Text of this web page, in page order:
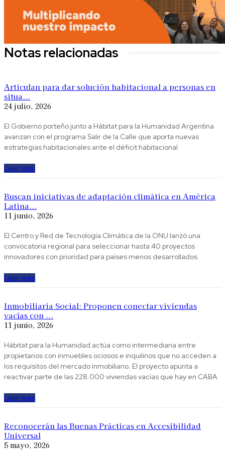
Notas relacionadas
Articulan para dar solución habitacional a personas en
situa...
24 julio, 2026
El Gobierno porteño junto a Hábitat para la Humanidad Argentina
avanzan con el programa Salir de la Calle que aporta nuevas
estrategias habitacionales ante el déficit habitacional
Leer más
Buscan iniciativas de adaptación climática en América
Latina...
11 junio, 2026
El Centro y Red de Tecnología Climática de la ONU lanzó una
convocatoria regional para seleccionar hasta 40 proyectos
innovadores con prioridad para países menos desarrollados
Leer más
Inmobiliaria Social: Proponen conectar viviendas
vacías con ...
11 junio, 2026
Hábitat para la Humanidad actúa como intermediaria entre
propietarios con inmuebles ociosos e inquilinos que no acceden a
los requisitos del mercado inmobiliario. El proyecto apunta a
reactivar parte de las 228.000 viviendas vacías que hay en CABA
Leer más
Reconocerán las Buenas Prácticas en Accesibilidad
Universal
5 mayo, 2026